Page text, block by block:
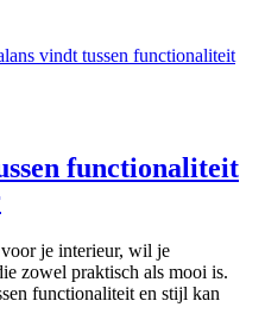
functionaliteit
je interieur, wil je
zowel praktisch als mooi is.
functionaliteit en stijl kan